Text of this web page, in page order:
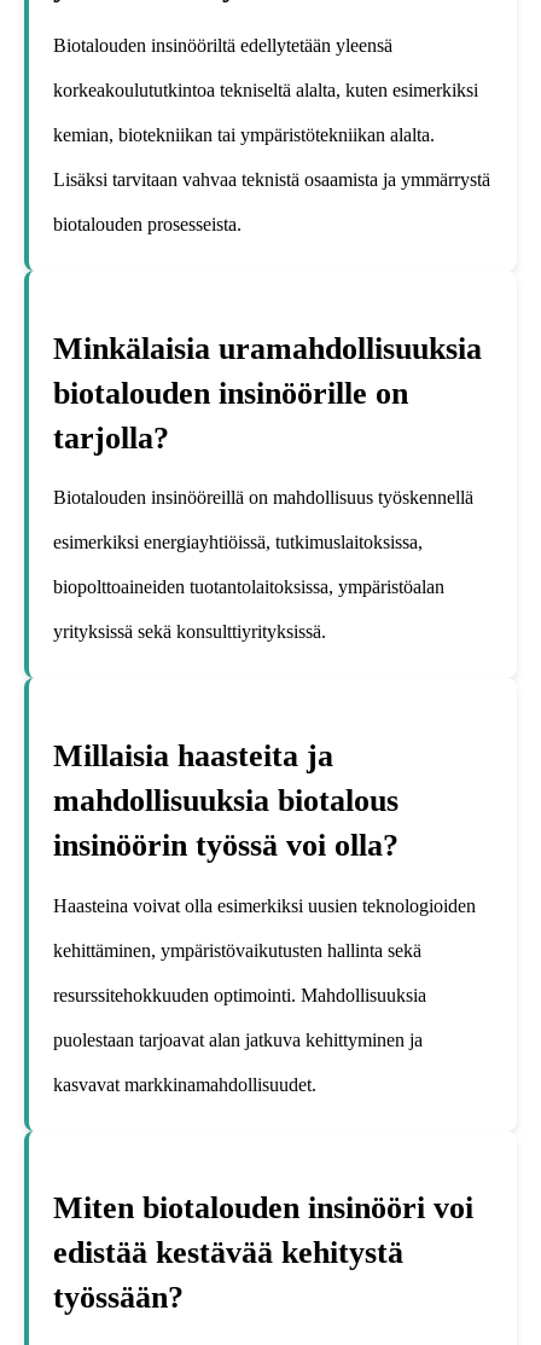
Biotalouden insinööriltä edellytetään yleensä
korkeakoulututkintoa tekniseltä alalta, kuten esimerkiksi
kemian, biotekniikan tai ympäristötekniikan alalta.
Lisäksi tarvitaan vahvaa teknistä osaamista ja ymmärrystä
biotalouden prosesseista.
Minkälaisia uramahdollisuuksia
biotalouden insinöörille on
tarjolla?
Biotalouden insinööreillä on mahdollisuus työskennellä
esimerkiksi energiayhtiöissä, tutkimuslaitoksissa,
biopolttoaineiden tuotantolaitoksissa, ympäristöalan
yrityksissä sekä konsulttiyrityksissä.
Millaisia haasteita ja
mahdollisuuksia biotalous
insinöörin työssä voi olla?
Haasteina voivat olla esimerkiksi uusien teknologioiden
kehittäminen, ympäristövaikutusten hallinta sekä
resurssitehokkuuden optimointi. Mahdollisuuksia
puolestaan tarjoavat alan jatkuva kehittyminen ja
kasvavat markkinamahdollisuudet.
Miten biotalouden insinööri voi
edistää kestävää kehitystä
työssään?